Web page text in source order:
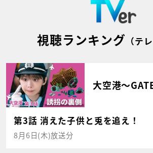
視聴ランキング （テ
大空港～
第3話 消えた子供と兎を追え！
8月6日(木)放送分